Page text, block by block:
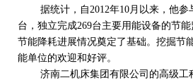
据统计，自2012年10月以来，他参
台，独立完成269台主要用能设备的节
节能降耗进展情况奠定了基础。挖掘节
能单位的欢迎和好评。
济南二机床集团有限公司的高级